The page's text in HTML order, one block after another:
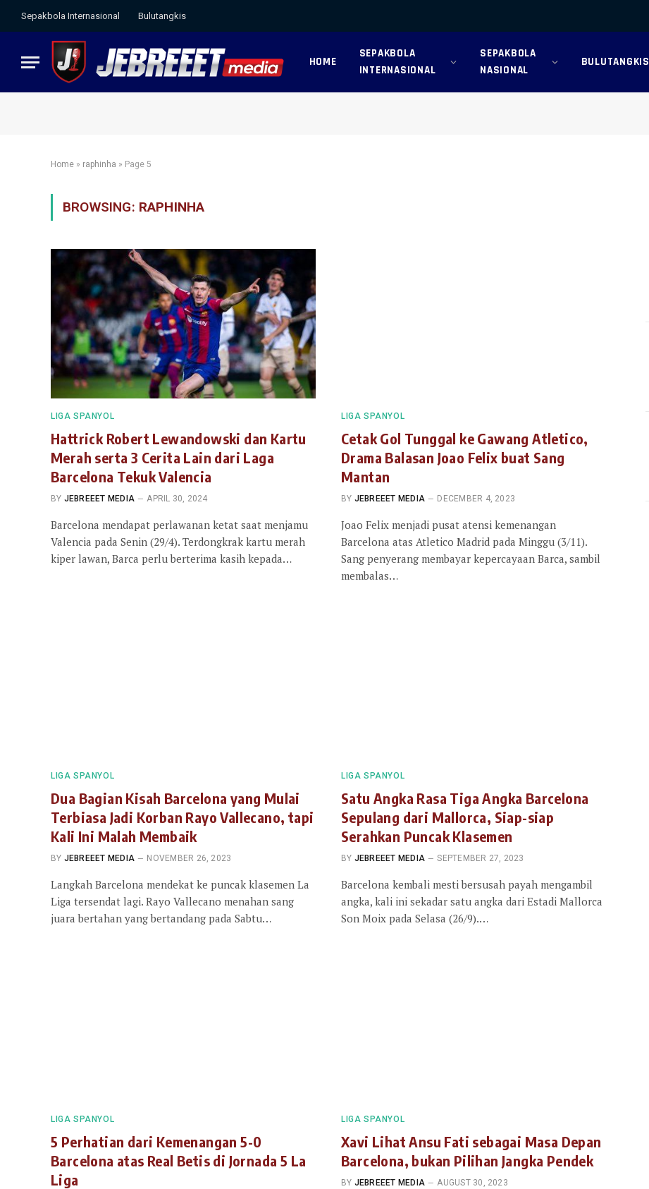
Sepakbola Internasional Bulutangkis
HOME
SEPAKBOLA
INTERNASIONAL
SEPAKBOLA
NASIONAL
BULUTANGKIS
Home » raphinha » Page 5
BROWSING: RAPHINHA
LIGA SPANYOL
Hattrick Robert Lewandowski dan Kartu
Merah serta 3 Cerita Lain dari Laga
Barcelona Tekuk Valencia
BY JEBREEET MEDIA APRIL 30, 2024
Barcelona mendapat perlawanan ketat saat menjamu
Valencia pada Senin (29/4). Terdongkrak kartu merah
kiper lawan, Barca perlu berterima kasih kepada…
LIGA SPANYOL
Cetak Gol Tunggal ke Gawang Atletico,
Drama Balasan Joao Felix buat Sang
Mantan
BY JEBREEET MEDIA DECEMBER 4, 2023
Joao Felix menjadi pusat atensi kemenangan
Barcelona atas Atletico Madrid pada Minggu (3/11).
Sang penyerang membayar kepercayaan Barca, sambil
membalas…
LIGA SPANYOL
Dua Bagian Kisah Barcelona yang Mulai
Terbiasa Jadi Korban Rayo Vallecano, tapi
Kali Ini Malah Membaik
BY JEBREEET MEDIA NOVEMBER 26, 2023
Langkah Barcelona mendekat ke puncak klasemen La
Liga tersendat lagi. Rayo Vallecano menahan sang
juara bertahan yang bertandang pada Sabtu…
LIGA SPANYOL
Satu Angka Rasa Tiga Angka Barcelona
Sepulang dari Mallorca, Siap-siap
Serahkan Puncak Klasemen
BY JEBREEET MEDIA SEPTEMBER 27, 2023
Barcelona kembali mesti bersusah payah mengambil
angka, kali ini sekadar satu angka dari Estadi Mallorca
Son Moix pada Selasa (26/9).…
LIGA SPANYOL
5 Perhatian dari Kemenangan 5-0
Barcelona atas Real Betis di Jornada 5 La
Liga
LIGA SPANYOL
Xavi Lihat Ansu Fati sebagai Masa Depan
Barcelona, bukan Pilihan Jangka Pendek
BY JEBREEET MEDIA AUGUST 30, 2023